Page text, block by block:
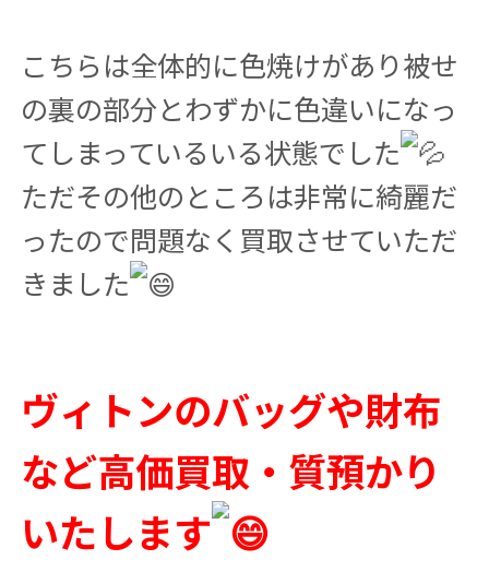
こちらは全体的に色焼けがあり被せ
の裏の部分とわずかに色違いになっ
てしまっているいる状態でした
ただその他のところは非常に綺麗だ
ったので問題なく買取させていただ
きました
ヴィトンのバッグや財布
など高価買取・質預かり
いたします